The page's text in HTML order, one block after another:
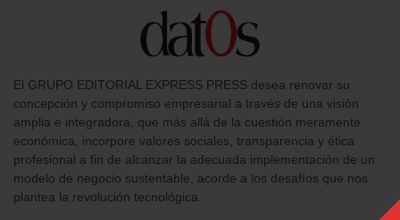
El GRUPO EDITORIAL EXPRESS PRESS desea renovar su
concepción y compromiso empresarial a través de una visión
amplia e integradora, que más allá de la cuestión meramente
económica, incorpore valores sociales, transparencia y ética
profesional a fin de alcanzar la adecuada implementación de un
modelo de negocio sustentable, acorde a los desafíos que nos
plantea la revolución tecnológica.